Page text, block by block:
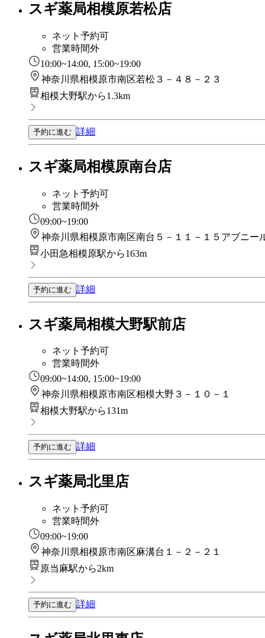
スギ薬局相模原若松店
ネット予約可
営業時間外
10:00~14:00, 15:00~19:00
神奈川県相模原市南区若松３－４８－２３
相模大野駅から1.3km
予約に進む 詳細
スギ薬局相模原南台店
ネット予約可
営業時間外
09:00~19:00
神奈川県相模原市南区南台５－１１－１５アブニー
小田急相模原駅から163m
予約に進む 詳細
スギ薬局相模大野駅前店
ネット予約可
営業時間外
09:00~14:00, 15:00~19:00
神奈川県相模原市南区相模大野３－１０－１
相模大野駅から131m
予約に進む 詳細
スギ薬局北里店
ネット予約可
営業時間外
09:00~19:00
神奈川県相模原市南区麻溝台１－２－２１
原当麻駅から2km
予約に進む 詳細